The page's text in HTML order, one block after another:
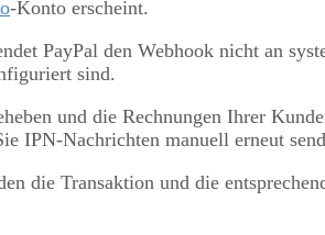
-Konto erscheint.
PayPal den Webhook nicht an
sind.
und die Rechnungen Ihrer
IPN-Nachrichten manuell erneut
die Transaktion und die